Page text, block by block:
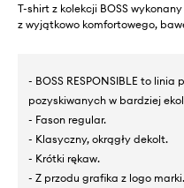
T-shirt z kolekcji BOSS
z wyjątkowo komfortowego,
- BOSS RESPONSIBLE to
pozyskiwanych w bardziej
- Fason regular.
- Klasyczny, okrągły dekolt.
- Krótki rękaw.
- Z przodu grafika z logo marki.